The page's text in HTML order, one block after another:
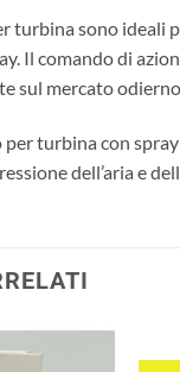
turbina sono ideali
Il comando di
sul mercato
turbina con
dell’aria e